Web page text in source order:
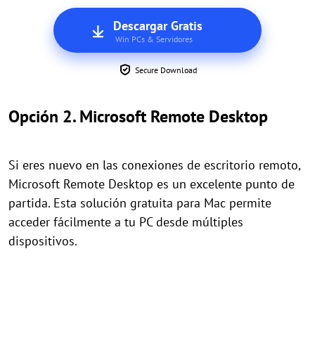
Descargar Gratis
Win PCs & Servidores
Secure Download
Opción 2. Microsoft Remote Desktop
Si eres nuevo en las conexiones de escritorio remoto,
Microsoft Remote Desktop es un excelente punto de
partida. Esta solución gratuita para Mac permite
acceder fácilmente a tu PC desde múltiples
dispositivos.